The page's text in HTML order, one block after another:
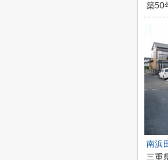
築50
南浜
三重